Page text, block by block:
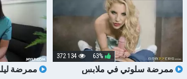
ممرضة سلوتي في ملابس
63%
134 372
ممرضة